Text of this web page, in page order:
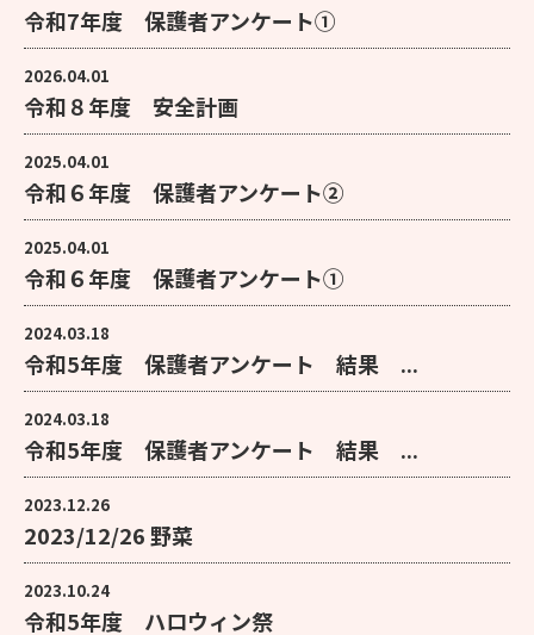
令和7年度 保護者アンケート①
2026.04.01
令和８年度 安全計画
2025.04.01
令和６年度 保護者アンケート②
2025.04.01
令和６年度 保護者アンケート①
2024.03.18
令和5年度 保護者アンケート 結果 ...
2024.03.18
令和5年度 保護者アンケート 結果 ...
2023.12.26
2023/12/26 野菜
2023.10.24
令和5年度 ハロウィン祭